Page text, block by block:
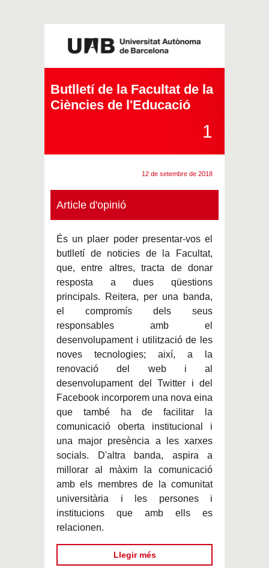
Butlletí de la Facultat de la
Ciències de l'Educació
1
12 de setembre de 2018
Article d'opinió
És un plaer poder presentar-vos el
butlletí de noticies de la Facultat,
que, entre altres, tracta de donar
resposta a dues qüestions
principals. Reitera, per una banda,
el compromís dels seus
responsables amb el
desenvolupament i utilització de les
noves tecnologies; així, a la
renovació del web i al
desenvolupament del Twitter i del
Facebook incorporem una nova eina
que també ha de facilitar la
comunicació oberta institucional i
una major presència a les xarxes
socials. D'altra banda, aspira a
millorar al màxim la comunicació
amb els membres de la comunitat
universitària i les persones i
institucions que amb ells es
relacionen.
Llegir més